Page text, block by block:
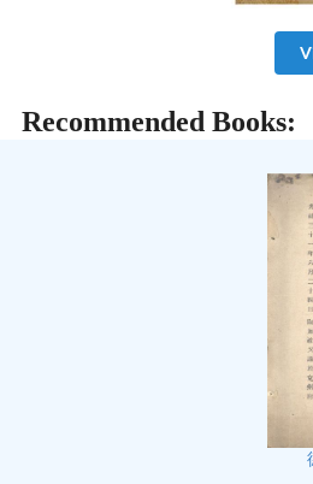
Recommended Books: